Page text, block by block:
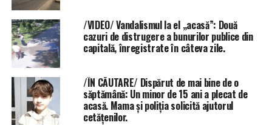
/VIDEO/ Vandalismul la el „acasă”: Două
cazuri de distrugere a bunurilor publice din
capitală, înregistrate în câteva zile.
/ÎN CĂUTARE/ Dispărut de mai bine de o
săptămână: Un minor de 15 ani a plecat de
acasă. Mama și poliția solicită ajutorul
cetățenilor.